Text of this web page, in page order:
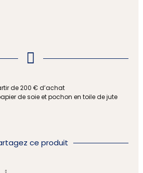
de 200 € d’achat
de soie et pochon en toile de jute
ce produit